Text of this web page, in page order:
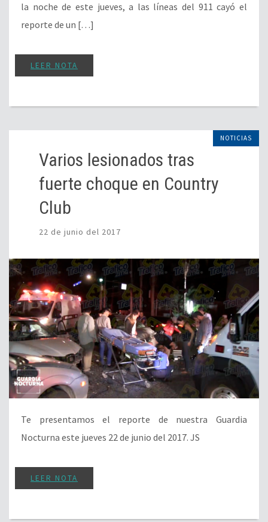
la noche de este jueves, a las líneas del 911 cayó el
reporte de un […]
LEER NOTA
NOTICIAS
Varios lesionados tras
fuerte choque en Country
Club
22 de junio del 2017
Te presentamos el reporte de nuestra Guardia
Nocturna este jueves 22 de junio del 2017. JS
LEER NOTA